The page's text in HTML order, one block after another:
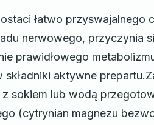
łatwo przyswajalnego
nerwowego, przyczynia
prawidłowego
aktywne
sokiem lub wodą
(cytrynian magnezu